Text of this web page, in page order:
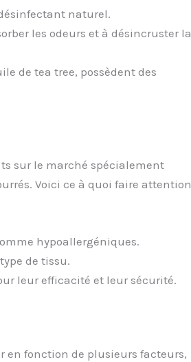
naturel.
les odeurs et à désincruster la
de tea tree, possèdent des
sur le marché spécialement
Voici ce à quoi faire attention
hypoallergéniques.
de tissu.
leur efficacité et leur sécurité.
en fonction de plusieurs facteurs,